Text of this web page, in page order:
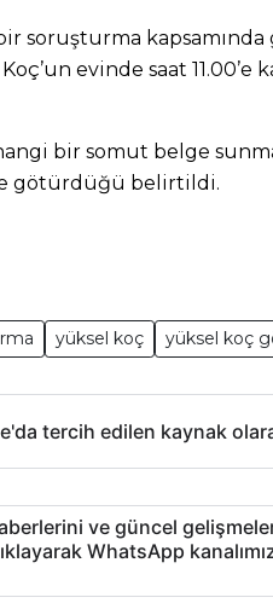
soruşturma kapsamında
evinde saat 11.00’e
bir somut belge
götürdüğü belirtildi.
yüksel koç yüksel koç
tercih edilen kaynak
ve güncel
WhatsApp